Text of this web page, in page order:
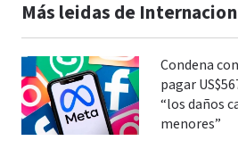
Más leidas de
Condena
pagar
“los daños
menores”